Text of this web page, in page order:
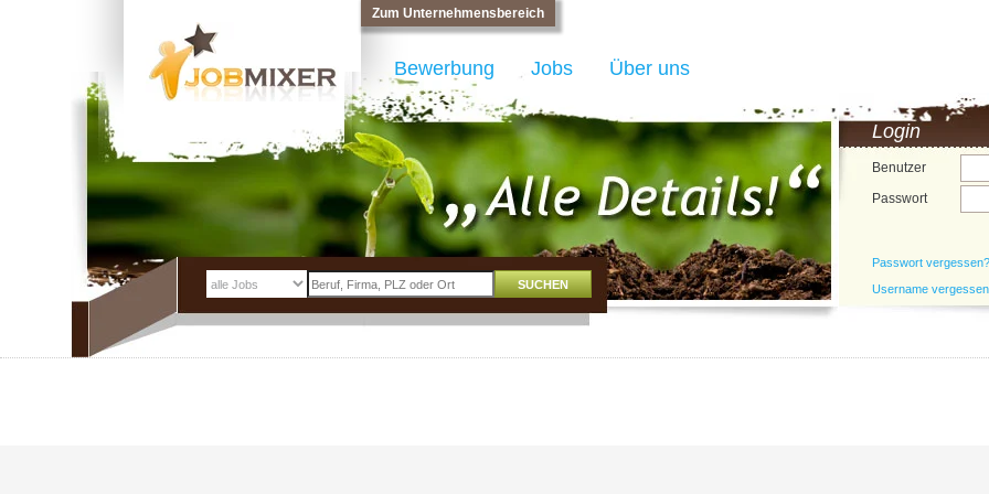
Zum Unternehmensbereich
Login
Benutzer
Passwort
Passwort vergessen?
Username
Bewerbung Jobs Über uns